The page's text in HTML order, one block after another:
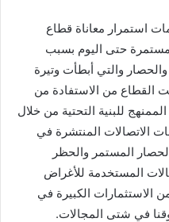
استمرار معاناة قطاع
مستمرة حتى اليوم بسبب
والتي أبطأت وتيرة
القطاع من الاستفادة من
للبنية التحتية من خلال
الاتصالات المنتشرة في
المستمر والحظر
المستخدمة للأغراض
الاستثمارات الكبيرة في
في شتى المجالات.